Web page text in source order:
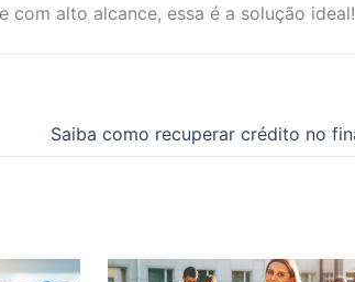
com alto alcance, essa é a solução ideal!